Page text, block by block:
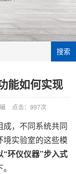
搜索
能如何实现
点击： 997次
成，不同系统共同
境实验室的这些模
“环仪仪器”步入式